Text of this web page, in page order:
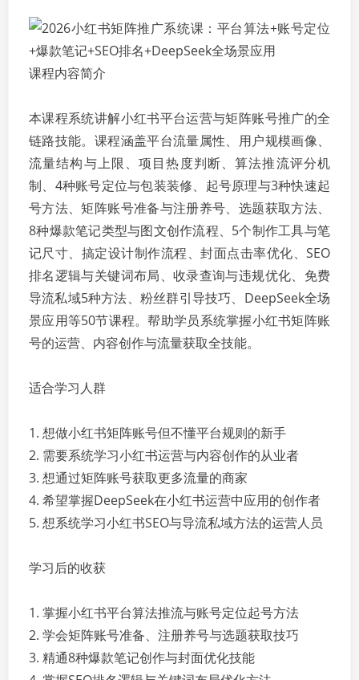
课程内容简介
本课程系统讲解小红书平台运营与矩阵账号推广的全
链路技能。课程涵盖平台流量属性、用户规模画像、
流量结构与上限、项目热度判断、算法推流评分机
制、4种账号定位与包装装修、起号原理与3种快速起
号方法、矩阵账号准备与注册养号、选题获取方法、
8种爆款笔记类型与图文创作流程、5个制作工具与笔
记尺寸、搞定设计制作流程、封面点击率优化、SEO
排名逻辑与关键词布局、收录查询与违规优化、免费
导流私域5种方法、粉丝群引导技巧、DeepSeek全场
景应用等50节课程。帮助学员系统掌握小红书矩阵账
号的运营、内容创作与流量获取全技能。
适合学习人群
1. 想做小红书矩阵账号但不懂平台规则的新手
2. 需要系统学习小红书运营与内容创作的从业者
3. 想通过矩阵账号获取更多流量的商家
4. 希望掌握DeepSeek在小红书运营中应用的创作者
5. 想系统学习小红书SEO与导流私域方法的运营人员
学习后的收获
1. 掌握小红书平台算法推流与账号定位起号方法
2. 学会矩阵账号准备、注册养号与选题获取技巧
3. 精通8种爆款笔记创作与封面优化技能